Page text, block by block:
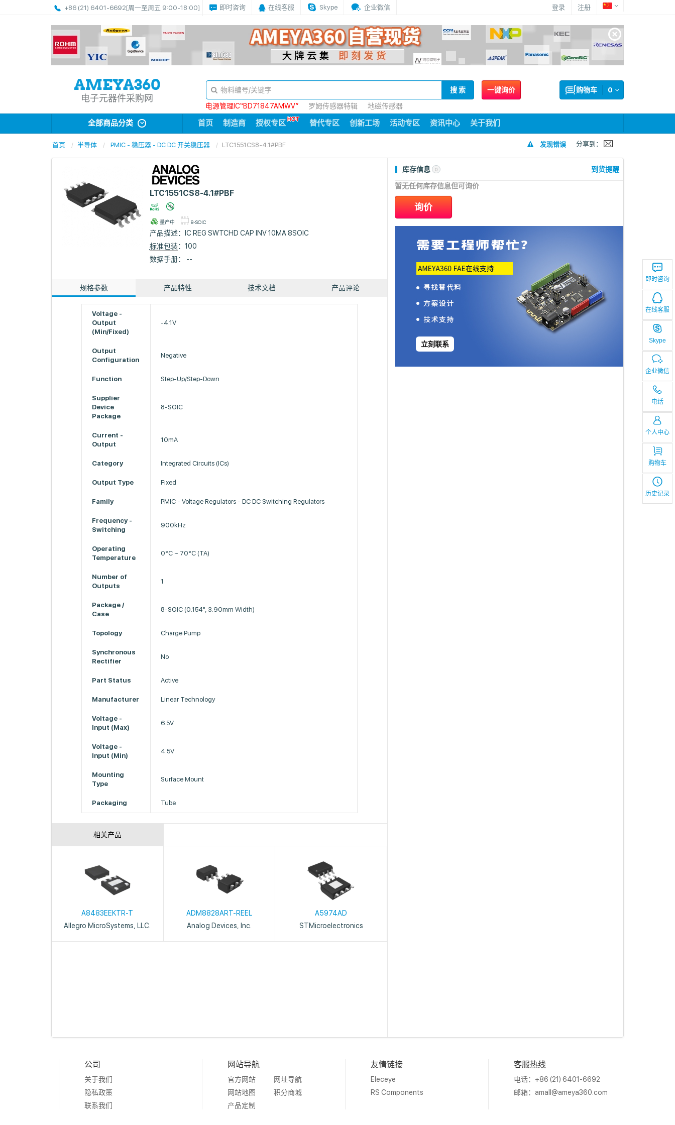
+86 (21) 6401-6692[周一至周五 9:00-18:00] 即时咨询 在线客服 Skype 企业微信 登录 注册
即时咨询
在线客服
Skype
企业微信
电话
个人中心
购物车
历史记录
电子元器件采购网
一键询价 0
购物车
搜 索
电源管理IC“BD71847AMWV”
罗姆传感器特辑 地磁传感器
全部商品分类 首页 制造商 授权专区 替代专区 创新工场 活动专区 资讯中心 关于我们
首页 半导体 PMIC - 稳压器 - DC DC 开关稳压器 LTC1551CS8-4.1#PBF 发现错误 分享到：
LTC1551CS8-4.1#PBF
量产中 8-SOIC
产品描述：
IC REG SWTCHD CAP INV 10MA 8SOIC
标准包装：100
数据手册： --
规格参数 产品特性 技术文档 产品评论
Voltage -
Output
(Min/Fixed)
-4.1V
Output
Configuration
Negative
Function Step-Up/Step-Down
Supplier
Device
Package
8-SOIC
Current -
Output
10mA
Category Integrated Circuits (ICs)
Output Type Fixed
Family PMIC - Voltage Regulators - DC DC Switching Regulators
Frequency -
Switching
900kHz
Operating
Temperature
0°C ~ 70°C (TA)
Number of
Outputs
1
Package /
Case
8-SOIC (0.154", 3.90mm Width)
Topology Charge Pump
Synchronous
Rectifier
No
Part Status Active
Manufacturer Linear Technology
Voltage -
Input (Max)
6.5V
Voltage -
Input (Min)
4.5V
Mounting
Type
Surface Mount
Packaging Tube
相关产品
A8483EEKTR-T
Allegro MicroSystems, LLC.
ADM8828ART-REEL
Analog Devices, Inc.
A5974AD
STMicroelectronics
库存信息 0 到货提醒
暂无任何库存信息但可询价
询价
立刻联系
公司
关于我们
隐私政策
联系我们
网站导航
官方网站
网址导航
网站地图
积分商城
产品定制
友情链接
Eleceye
RS Components
客服热线
电话：+86 (21) 6401-6692
邮箱： amall@ameya360.com